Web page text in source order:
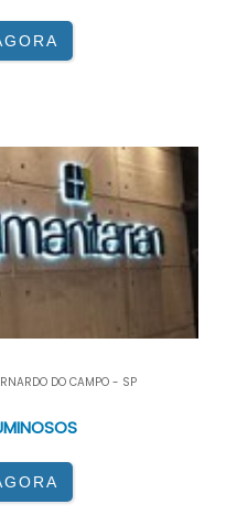
DO CAMPO - SP